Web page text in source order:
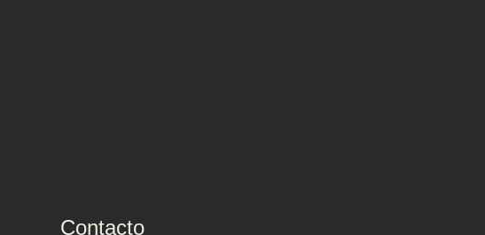
Contacto